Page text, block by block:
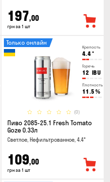
197,00
грн за 1 шт
Крепость
4.4°
Горечь
12 IBU
Плотность
11.5 %
(0)
Только онлайн
Пиво 2085-25.1 Fresh Tomato
Goze 0.33л
Светлое, Нефильтрованное, 4.4°
109,00
грн за 1 шт